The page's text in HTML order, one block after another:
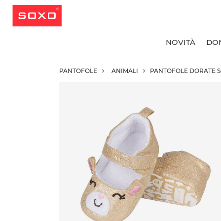
NOVITÀ
PANTOFOLE ANIMALI PANTOFOLE DORATE